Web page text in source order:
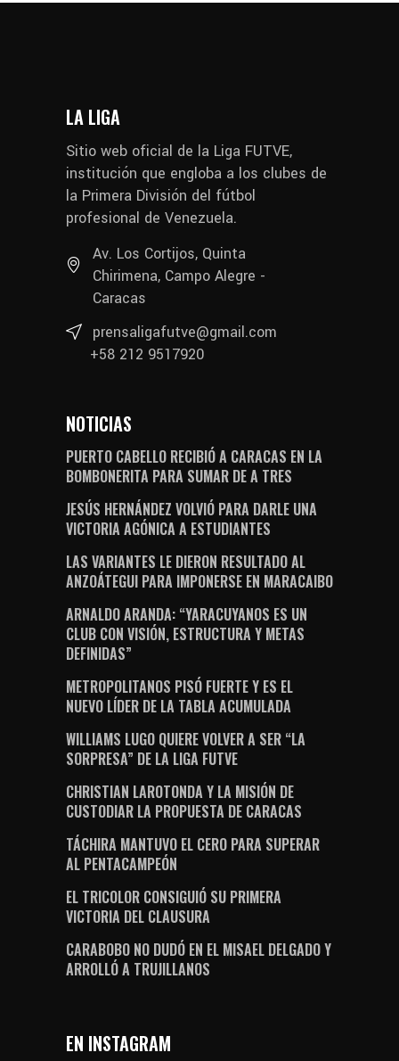
LA LIGA
Sitio web oficial de la Liga FUTVE,
institución que engloba a los clubes de
la Primera División del fútbol
profesional de Venezuela.
Av. Los Cortijos, Quinta
Chirimena, Campo Alegre -
Caracas
prensaligafutve@gmail.com
+58 212 9517920
NOTICIAS
PUERTO CABELLO RECIBIÓ A CARACAS EN LA
BOMBONERITA PARA SUMAR DE A TRES
JESÚS HERNÁNDEZ VOLVIÓ PARA DARLE UNA
VICTORIA AGÓNICA A ESTUDIANTES
LAS VARIANTES LE DIERON RESULTADO AL
ANZOÁTEGUI PARA IMPONERSE EN MARACAIBO
ARNALDO ARANDA: “YARACUYANOS ES UN
CLUB CON VISIÓN, ESTRUCTURA Y METAS
DEFINIDAS”
METROPOLITANOS PISÓ FUERTE Y ES EL
NUEVO LÍDER DE LA TABLA ACUMULADA
WILLIAMS LUGO QUIERE VOLVER A SER “LA
SORPRESA” DE LA LIGA FUTVE
CHRISTIAN LAROTONDA Y LA MISIÓN DE
CUSTODIAR LA PROPUESTA DE CARACAS
TÁCHIRA MANTUVO EL CERO PARA SUPERAR
AL PENTACAMPEÓN
EL TRICOLOR CONSIGUIÓ SU PRIMERA
VICTORIA DEL CLAUSURA
CARABOBO NO DUDÓ EN EL MISAEL DELGADO Y
ARROLLÓ A TRUJILLANOS
EN INSTAGRAM